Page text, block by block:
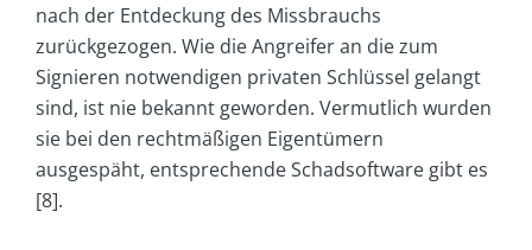
nach der Entdeckung des Missbrauchs
zurückgezogen. Wie die Angreifer an die zum
Signieren notwendigen privaten Schlüssel gelangt
sind, ist nie bekannt geworden. Vermutlich wurden
sie bei den rechtmäßigen Eigentümern
ausgespäht, entsprechende Schadsoftware gibt es
[8].